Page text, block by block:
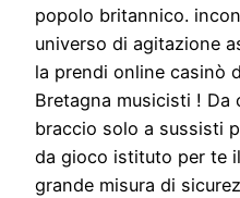
popolo britannico.
universo di agitazione
la prendi online casinò
Bretagna musicisti !
braccio solo a sussisti
da gioco istituto per te
grande misura di